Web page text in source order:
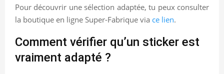
Pour découvrir une sélection adaptée, tu peux consulter
la boutique en ligne Super-Fabrique via ce lien.
Comment vérifier qu’un sticker est
vraiment adapté ?